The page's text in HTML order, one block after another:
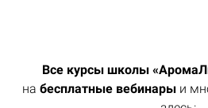
Все курсы школы
на бесплатные вебинары и